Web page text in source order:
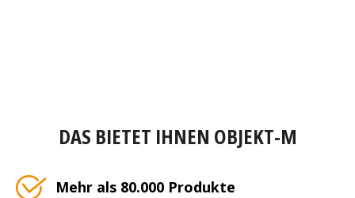
DAS BIETET IHNEN OBJEKT-M
Mehr als 80.000 Produkte